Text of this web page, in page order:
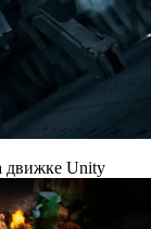
движке Unity